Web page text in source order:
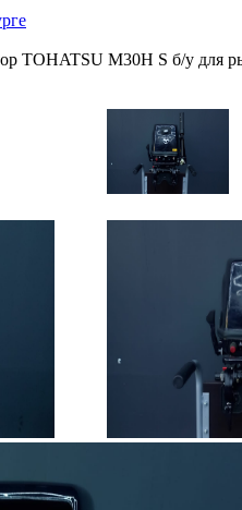
TOHATSU M30H S б/у для